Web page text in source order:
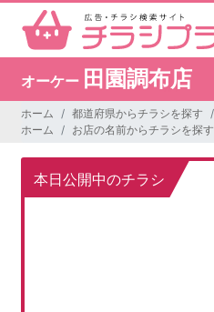
オーケー 田園調布店
ホーム 都道府県からチラシを探す
ホーム
お店の名前からチラシを探す
本日公開中のチラシ